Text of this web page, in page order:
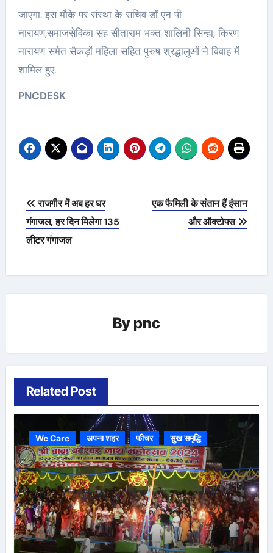
जाएगा. इस मौके पर संस्था के सचिव डॉ एन पी
नारायण,समाजसेविका सह सीताराम भक्त शालिनी सिन्हा, किरण
नारायण समेत सैकड़ों महिला सहित पुरुष श्रद्धालुओं ने विवाह में
शामिल हुए.
PNCDESK
Post
navigation
राजगीर में अब हर घर
गंगाजल, हर दिन मिलेगा 135
लीटर गंगाजल
एक फैमिली के संतान हैं इंसान
और ऑक्टोपस
By pnc
Related Post
We Care अपना शहर फीचर सुख समृद्धि